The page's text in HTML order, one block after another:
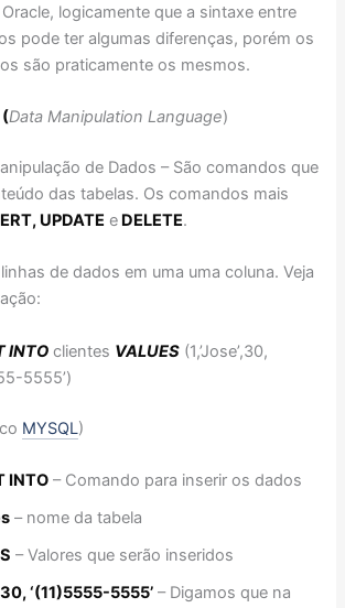
logicamente que a sintaxe entre
pode ter algumas diferenças, porém os
são praticamente os mesmos.
(Data Manipulation Language)
de Dados – São comandos que
das tabelas. Os comandos mais
UPDATE e DELETE.
de dados em uma uma coluna. Veja
INTO clientes VALUES (1,’Jose’,30,
5555’)
MYSQL)
INTO – Comando para inserir os dados
– nome da tabela
– Valores que serão inseridos
‘(11)5555-5555’ – Digamos que na